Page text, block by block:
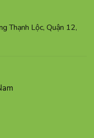
Thạnh Lộc, Quận 12,